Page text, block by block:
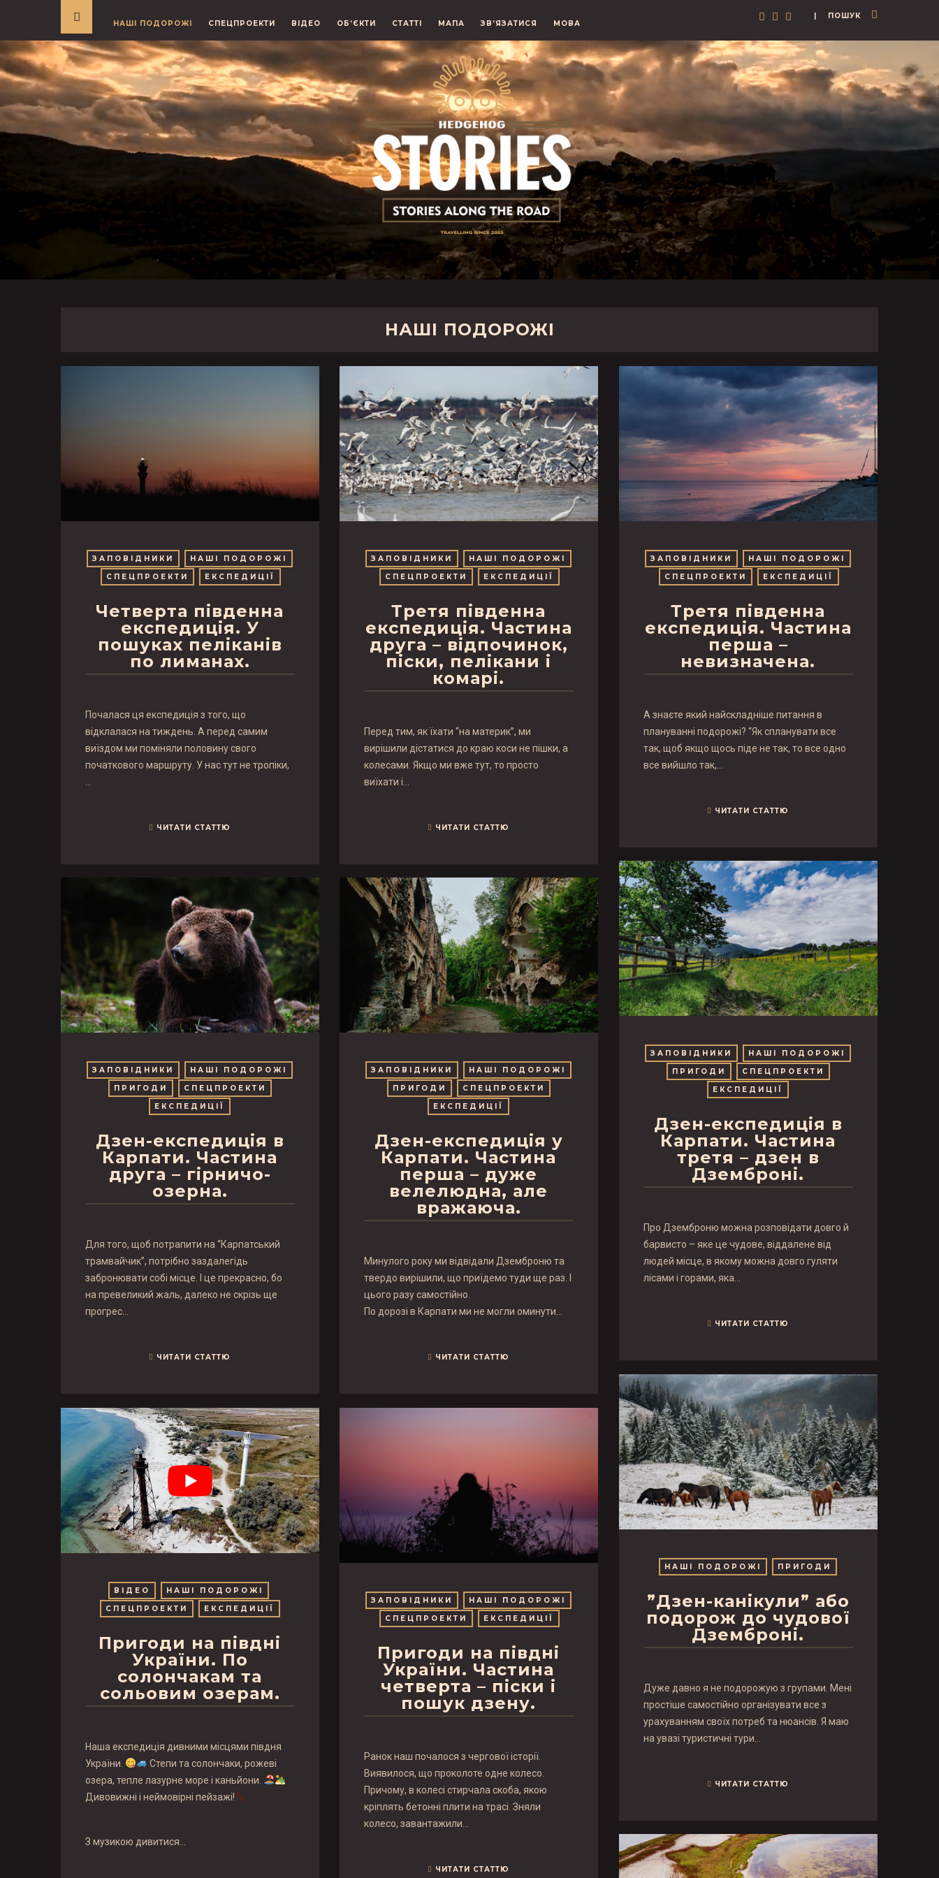
| ПОШУК
НАШІ ПОДОРОЖІ
СПЕЦПРОЕКТИ ВІДЕО ОБ’ЄКТИ СТАТТІ МАПА ЗВ’ЯЗАТИСЯ МОВА
НАШІ ПОДОРОЖІ
ЗАПОВІДНИКИ
НАШІ ПОДОРОЖІ
СПЕЦПРОЕКТИ
ЕКСПЕДИЦІЇ
Четверта південна
експедиція. У
пошуках пеліканів
по лиманах.
Почалася ця експедиція з того, що
відклалася на тиждень. А перед самим
виїздом ми поміняли половину свого
початкового маршруту. У нас тут не тропіки,
ЧИТАТИ СТАТТЮ
ЗАПОВІДНИКИ
НАШІ ПОДОРОЖІ
СПЕЦПРОЕКТИ
ЕКСПЕДИЦІЇ
Третя південна
експедиція. Частина
друга – відпочинок,
піски, пелікани і
комарі.
Перед тим, як їхати “на материк”, ми
вирішили дістатися до краю коси не пішки, а
колесами. Якщо ми вже тут, то просто
виїхати і…
ЧИТАТИ СТАТТЮ
ЗАПОВІДНИКИ
НАШІ ПОДОРОЖІ
СПЕЦПРОЕКТИ
ЕКСПЕДИЦІЇ
Третя південна
експедиція. Частина
перша –
невизначена.
А знаєте який найскладніше питання в
плануванні подорожі? “Як спланувати все
так, щоб якщо щось піде не так, то все одно
все вийшло так,…
ЧИТАТИ СТАТТЮ
ЗАПОВІДНИКИ
НАШІ ПОДОРОЖІ
ПРИГОДИ
СПЕЦПРОЕКТИ
ЕКСПЕДИЦІЇ
Дзен-експедиція в
Карпати. Частина
третя – дзен в
Дземброні.
Про Дземброню можна розповідати довго й
барвисто – яке це чудове, віддалене від
людей місце, в якому можна довго гуляти
лісами і горами, яка…
ЧИТАТИ СТАТТЮ
ЗАПОВІДНИКИ
НАШІ ПОДОРОЖІ
ПРИГОДИ
СПЕЦПРОЕКТИ
ЕКСПЕДИЦІЇ
Дзен-експедиція в
Карпати. Частина
друга – гірничо-
озерна.
Для того, щоб потрапити на “Карпатський
трамвайчик”, потрібно заздалегідь
забронювати собі місце. І це прекрасно, бо
на превеликий жаль, далеко не скрізь ще
прогрес…
ЧИТАТИ СТАТТЮ
ЗАПОВІДНИКИ
НАШІ ПОДОРОЖІ
ПРИГОДИ
СПЕЦПРОЕКТИ
ЕКСПЕДИЦІЇ
Дзен-експедиція у
Карпати. Частина
перша – дуже
велелюдна, але
вражаюча.
Минулого року ми відвідали Дземброню та
твердо вирішили, що приїдемо туди ще раз. І
цього разу самостійно.
По дорозі в Карпати ми не могли оминути…
ЧИТАТИ СТАТТЮ
НАШІ ПОДОРОЖІ ПРИГОДИ
”Дзен-канікули” або
подорож до чудової
Дземброні.
Дуже давно я не подорожую з групами. Мені
простіше самостійно організувати все з
урахуванням своїх потреб та нюансів. Я маю
на увазі туристичні тури…
ЧИТАТИ СТАТТЮ
ВІДЕО
НАШІ ПОДОРОЖІ
СПЕЦПРОЕКТИ
ЕКСПЕДИЦІЇ
Пригоди на півдні
України. По
солончакам та
сольовим озерам.
Наша експедиція дивними місцями півдня
України.
Степи та солончаки, рожеві
озера, тепле лазурне море і каньйони.
Дивовижні і неймовірні пейзажі!
З музикою дивитися…
ЗАПОВІДНИКИ
НАШІ ПОДОРОЖІ
СПЕЦПРОЕКТИ
ЕКСПЕДИЦІЇ
Пригоди на півдні
України. Частина
четверта – піски і
пошук дзену.
Ранок наш почалося з чергової історії.
Виявилося, що проколоте одне колесо.
Причому, в колесі стирчала скоба, якою
кріплять бетонні плити на трасі. Зняли
колесо, завантажили…
ЧИТАТИ СТАТТЮ